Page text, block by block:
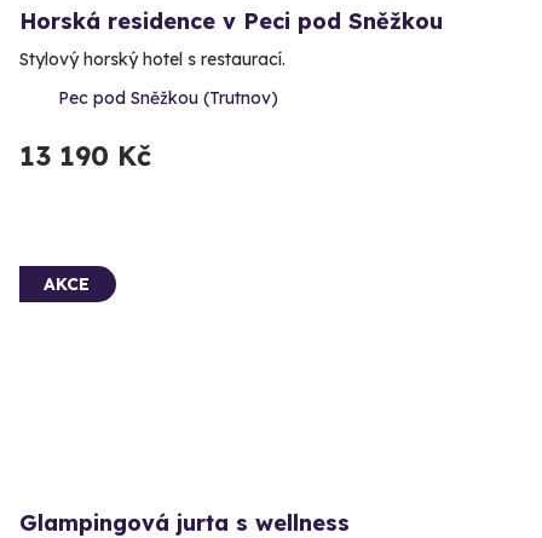
Horská residence v Peci pod Sněžkou
Stylový horský hotel s restaurací.
Pec pod Sněžkou (Trutnov)
13 190 Kč
AKCE
Glampingová jurta s wellness